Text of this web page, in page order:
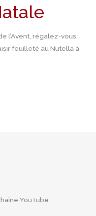
l’Avent, régalez-vous
feuilleté au Nutella à
YouTube